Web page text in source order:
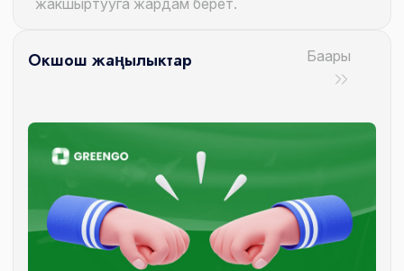
жакшыртууга жардам берет.
Окшош жаңылыктар Баары